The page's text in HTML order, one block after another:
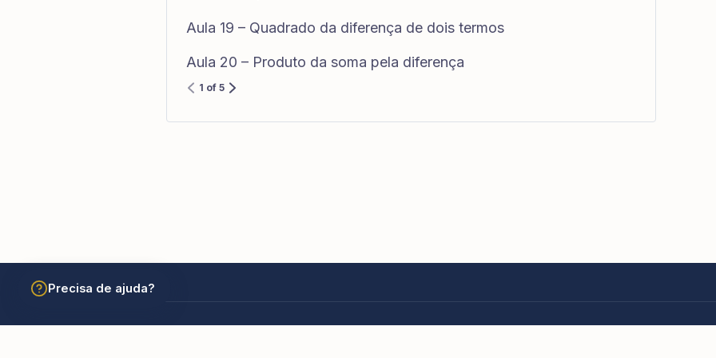
Aula 19 – Quadrado da diferença de dois termos
Aula 20 – Produto da soma pela diferença
1 of 5
Precisa de ajuda?